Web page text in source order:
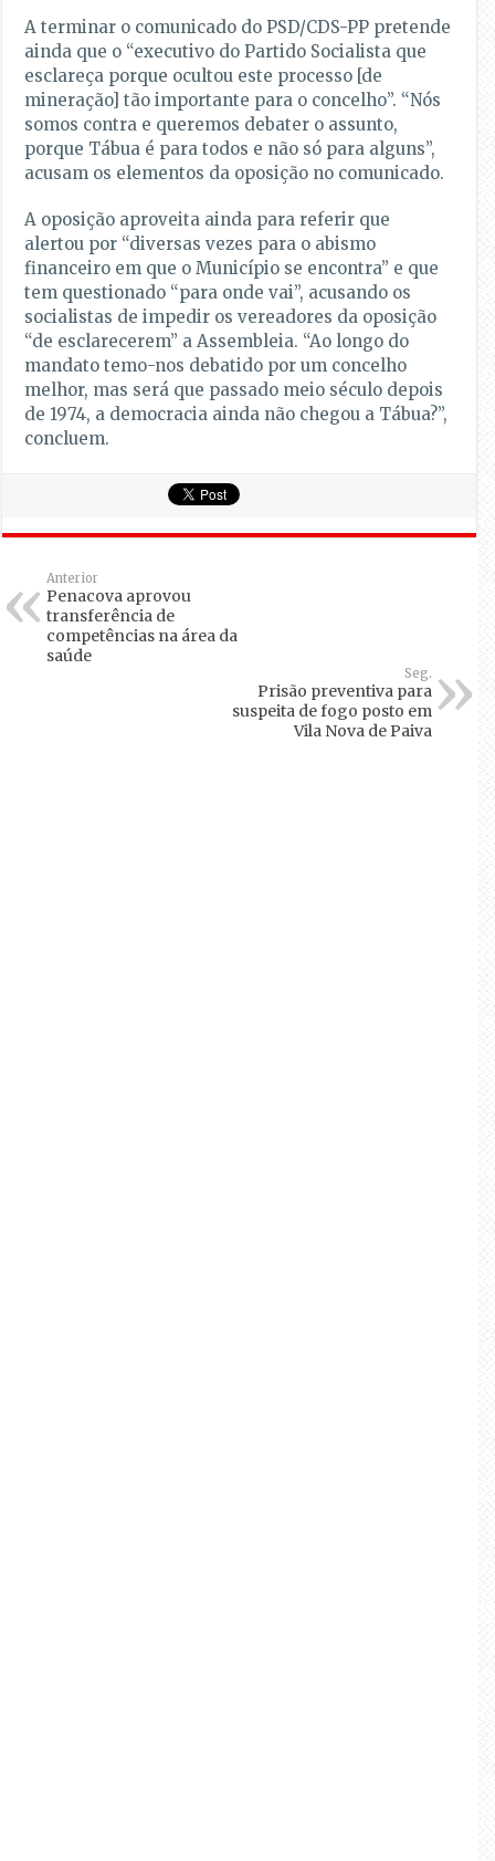
A terminar o comunicado do PSD/CDS-PP pretende
ainda que o “executivo do Partido Socialista que
esclareça porque ocultou este processo [de
mineração] tão importante para o concelho”. “Nós
somos contra e queremos debater o assunto,
porque Tábua é para todos e não só para alguns”,
acusam os elementos da oposição no comunicado.
A oposição aproveita ainda para referir que
alertou por “diversas vezes para o abismo
financeiro em que o Município se encontra” e que
tem questionado “para onde vai”, acusando os
socialistas de impedir os vereadores da oposição
“de esclarecerem” a Assembleia. “Ao longo do
mandato temo-nos debatido por um concelho
melhor, mas será que passado meio século depois
de 1974, a democracia ainda não chegou a Tábua?”,
concluem.
Anterior
Penacova aprovou
transferência de
competências na área da
saúde
Seg.
Prisão preventiva para
suspeita de fogo posto em
Vila Nova de Paiva